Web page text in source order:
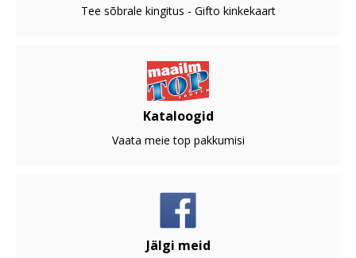
Tee sõbrale kingitus - Gifto kinkekaart
Kataloogid
Vaata meie top pakkumisi
Jälgi meid